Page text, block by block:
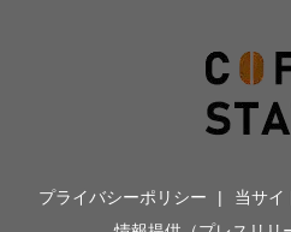
プライバシーポリシー 当サイ